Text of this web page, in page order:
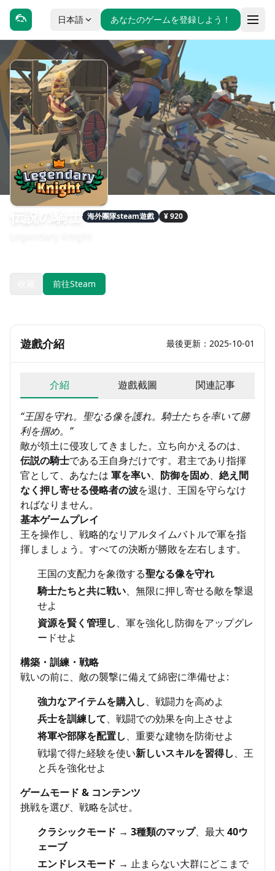
日本語 あなたのゲームを登録しよう！
伝説の騎士 海外團隊steam遊戲 ¥ 920
前往Steam
遊戲介紹 最後更新：2025-10-01
介紹 遊戲截圖 関連記事
“王国を守れ。聖なる像を護れ。騎士たちを率いて勝
利を掴め。”
敵が領土に侵攻してきました。立ち向かえるのは、
伝説の騎士である王自身だけです。君主であり指揮
官として、あなたは 軍を率い、 防御を固め、 絶え間
なく押し寄せる侵略者の波を退け、王国を守らなけ
ればなりません。
基本ゲームプレイ
王を操作し、戦略的なリアルタイムバトルで軍を指
揮しましょう。すべての決断が勝敗を左右します。
王国の支配力を象徴する聖なる像を守れ
騎士たちと共に戦い、無限に押し寄せる敵を撃退
せよ
資源を賢く管理し、軍を強化し防御をアップグレ
ードせよ
構築・訓練・戦略
戦いの前に、敵の襲撃に備えて綿密に準備せよ:
強力なアイテムを購入し、戦闘力を高めよ
兵士を訓練して、戦闘での効果を向上させよ
将軍や部隊を配置し、重要な建物を防衛せよ
戦場で得た経験を使い新しいスキルを習得し、王
と兵を強化せよ
ゲームモード & コンテンツ
挑戦を選び、戦略を試せ。
クラシックモード → 3種類のマップ、最大 40ウ
ェーブ
エンドレスモード → 止まらない大群にどこまで